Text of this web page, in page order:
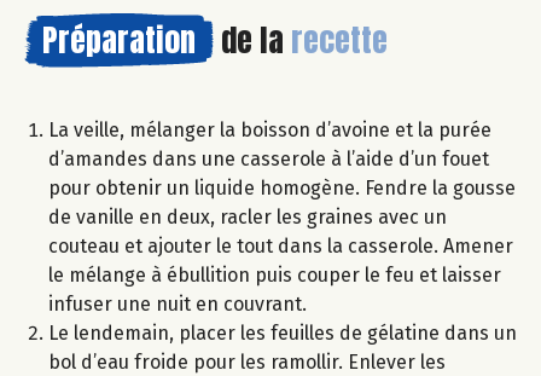
Préparation de la recette
La veille, mélanger la boisson d’avoine et la purée
d’amandes dans une casserole à l’aide d’un fouet
pour obtenir un liquide homogène. Fendre la gousse
de vanille en deux, racler les graines avec un
couteau et ajouter le tout dans la casserole. Amener
le mélange à ébullition puis couper le feu et laisser
infuser une nuit en couvrant.
Le lendemain, placer les feuilles de gélatine dans un
bol d’eau froide pour les ramollir. Enlever les